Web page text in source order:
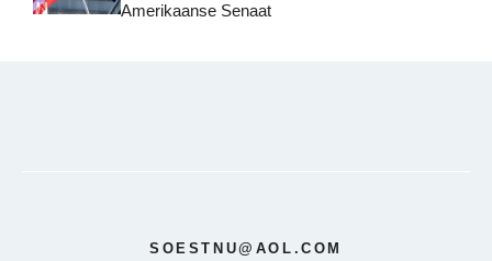
Amerikaanse Senaat
SOESTNU@AOL.COM